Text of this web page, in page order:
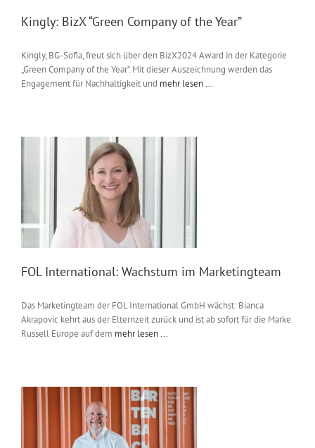
Kingly: BizX “Green Company of the Year”
Kingly, BG-Sofia, freut sich über den BizX2024 Award in der Kategorie
„Green Company of the Year“. Mit dieser Auszeichnung werden das
Engagement für Nachhaltigkeit und mehr lesen ...
FOL International: Wachstum im Marketingteam
Das Marketingteam der FOL International GmbH wächst: Bianca
Akrapovic kehrt aus der Elternzeit zurück und ist ab sofort für die Marke
Russell Europe auf dem mehr lesen ...